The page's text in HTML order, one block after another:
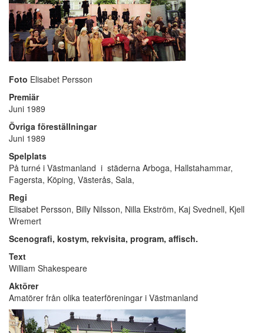
Foto Elisabet Persson
Premiär
Juni 1989
Övriga föreställningar
Juni 1989
Spelplats
På turné i Västmanland i städerna Arboga, Hallstahammar,
Fagersta, Köping, Västerås, Sala,
Regi
Elisabet Persson, Billy Nilsson, Nilla Ekström, Kaj Svednell, Kjell
Wremert
Scenografi, kostym, rekvisita, program, affisch.
Text
William Shakespeare
Aktörer
Amatörer från olika teaterföreningar i Västmanland